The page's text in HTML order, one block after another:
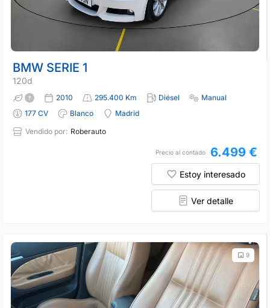
BMW SERIE 1
120d
2010 295.400 Km Diésel
Manual
177 CV
Blanco
Madrid
Vendido por: Roberauto
Precio al contado 6.499 €
Estoy interesado
Ver detalle
9